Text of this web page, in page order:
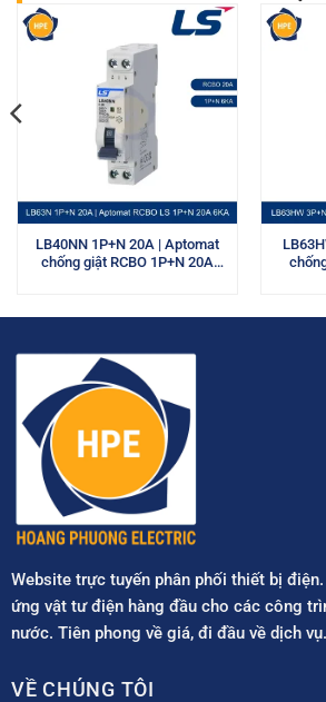
LB40NN 1P+N 20A | Aptomat
chống giật RCBO 1P+N 20A
Website trực tuyến phân phối thiết bị
ứng vật tư điện hàng đầu cho các công
nước. Tiên phong về giá, đi đầu về dịch vụ.
VỀ CHÚNG TÔI